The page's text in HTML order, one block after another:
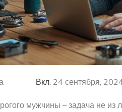
Вкл: 24 сентября,
мужчины – задача не из